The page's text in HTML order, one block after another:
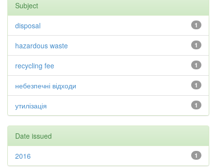
Subject
1
disposal
1
hazardous waste
1
recycling fee
1
небезпечні відходи
1
утилізація
Date issued
1
2016